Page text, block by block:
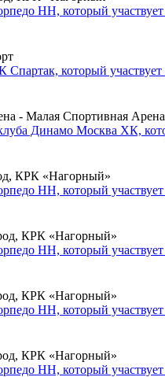
- Малая Спортивная Арена
КРК «Нагорный»
КРК «Нагорный»
КРК «Нагорный»
КРК «Нагорный»